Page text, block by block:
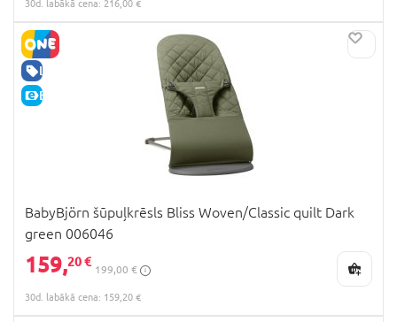
30d. labākā cena: 216,00 €
LABA CENA
E-CENA
BabyBjörn šūpuļkrēsls Bliss Woven/Classic quilt Dark
green 006046
159,20 €
199,00 €
30d. labākā cena: 159,20 €